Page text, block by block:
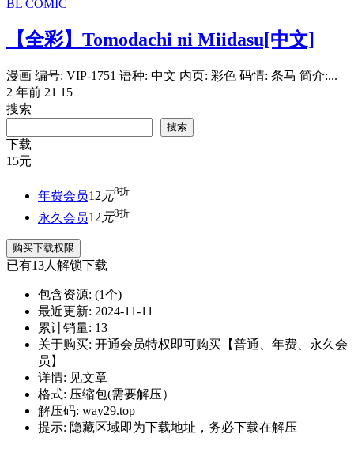
BL COMIC
【全彩】Tomodachi ni Miidasu[中文]
漫画 编号: VIP-1751 语种: 中文 内页: 彩色 码情: 条马 简介:...
2 年前 21 15
搜索
搜索
下载
15元
年费会员12 元8折
永久会员12元8折
购买下载权限
已有13人解锁下载
包含资源: (1个)
最近更新: 2024-11-11
累计销量: 13
关于购买: 开通会员特权即可购买【普通、年费、永久会
员】
详情: 见文章
格式: 压缩包(需要解压）
解压码: way29.top
提示: 隐藏区域即为下载地址，务必下载在解压